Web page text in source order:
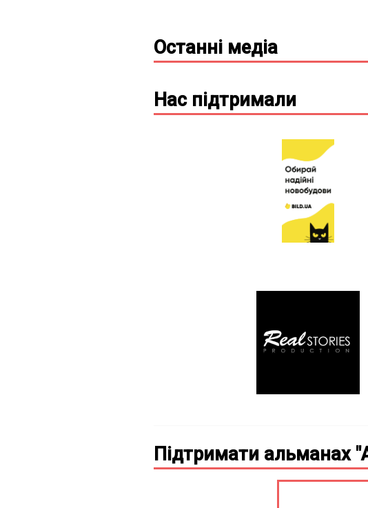
Останні медіа
Нас підтримали
Підтримати альманах